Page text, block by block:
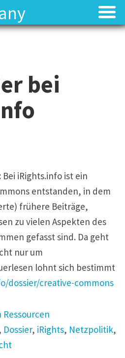
FAQ
FAQ
bei
iRights.info ist ein
entstanden, in dem
frühere Beiträge,
zu vielen Aspekten des
gefasst sind. Da geht
nur um
lohnt sich bestimmt
dossier/creative-commons
Ressourcen
Dossier, iRights, Netzpolitik,